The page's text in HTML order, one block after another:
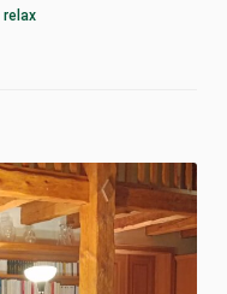
relax